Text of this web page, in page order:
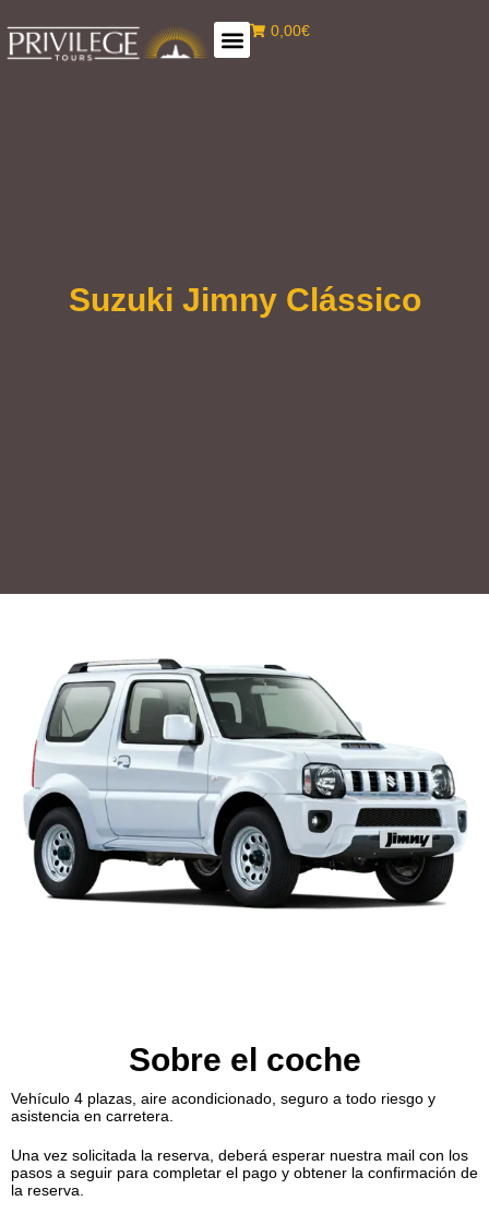
0,00€
Suzuki Jimny Clássico
Sobre el coche
Vehículo 4 plazas, aire acondicionado, seguro a todo riesgo y
asistencia en carretera.
Una vez solicitada la reserva, deberá esperar nuestra mail con los
pasos a seguir para completar el pago y obtener la confirmación de
la reserva.